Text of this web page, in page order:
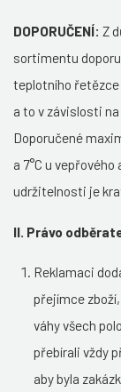
DOPORUČENÍ: Z
sortimentu
teplotního řetězce
a to v závislosti
Doporučené
a 7°C u
udržitelnosti je
II. Právo
Reklamaci
přejímce
váhy všech
přebírali vždy
aby byla